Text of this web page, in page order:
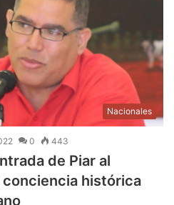
Nacionales
0 443
de Piar al
conciencia histórica